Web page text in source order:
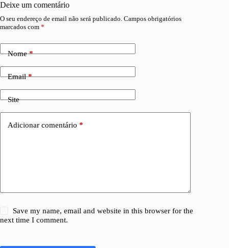
Deixe um comentário
O seu endereço de email não será publicado. Campos obrigatórios
marcados com *
Nome*
Email*
Site
Adicionar comentário *
Save my name, email and website in this browser for the
next time I comment.